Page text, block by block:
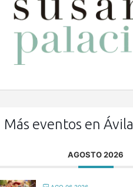
Más eventos en Ávila
AGOSTO 2026